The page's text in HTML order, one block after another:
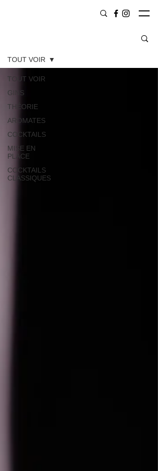
TOUT VOIR
GINS
THÉORIE
AROMATES
COCKTAILS
MISE EN
PLACE
COCKTAILS
CLASSIQUES
TOUT VOIR